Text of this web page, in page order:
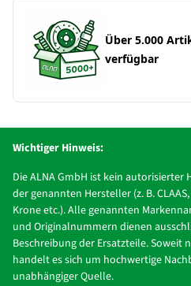
Über 5.000
verfügbar
Wichtiger Hinweis:
Die ALNA GmbH ist kein
der genannten Hersteller (z. B.
Krone etc.). Alle genannten
und Originalnummern dienen
Beschreibung der Ersatzteile. Soweit
handelt es sich um hochwertige
unabhängiger Quelle.